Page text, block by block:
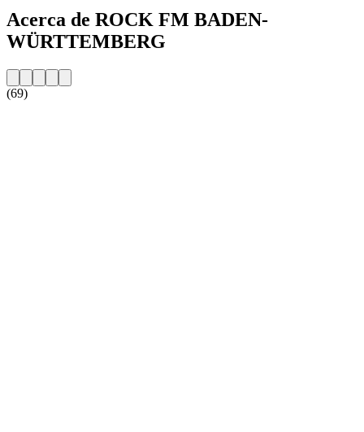
Acerca de ROCK FM BADEN-
WÜRTTEMBERG
(69)